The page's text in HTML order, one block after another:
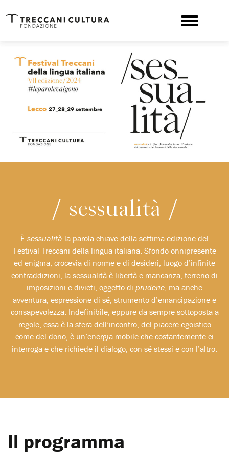
/ sessualità /
È sessualità la parola chiave della settima edizione del
Festival Treccani della lingua italiana. Sfondo onnipresente
ed enigma, crocevia di norme e di desideri, luogo d’infinite
contraddizioni, la sessualità è libertà e mancanza, terreno di
imposizioni e divieti, oggetto di pruderie, ma anche
avventura, espressione di sé, strumento d’emancipazione e
consapevolezza. Indefinibile, eppure da sempre sottoposta a
regole, essa è la sfera dell’incontro, del piacere egoistico
come del dono, è un’energia mobile che costantemente ci
interroga e che richiede il dialogo, con sé stessi e con l’altro.
Il programma